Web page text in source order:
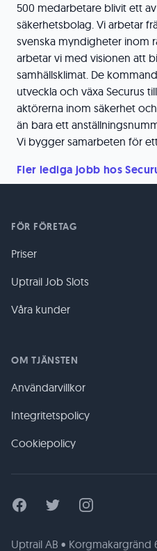
500 medarbetare blivit ett
säkerhetsbolag. Vi arbetar
svenska myndigheter inom
arbetar vi med visionen att
samhällsklimat. De
utveckla och växa Securus
aktörerna inom säkerhet
än bara ett
Vi bygger samarbeten för
Fler lediga jobb hos
FÖR FÖRETAG
Priser
Uptrail Job Slots
Våra kunder
OM TJÄNSTEN
Användarvillkor
Integritetspolicy
Cookiepolicy
FacebookTwitter Instagram
Uptrail AB • Korgmakargränd